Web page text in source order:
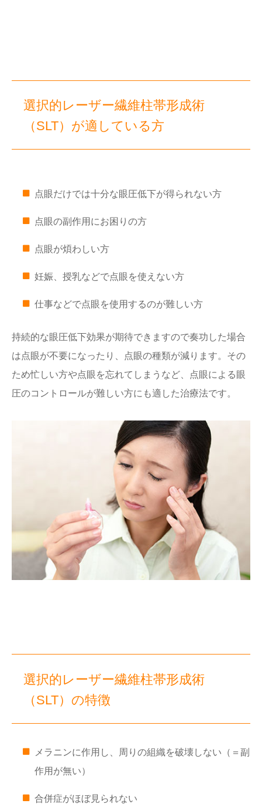
選択的レーザー繊維柱帯形成術
（SLT）が適している方
点眼だけでは十分な眼圧低下が得られない方
点眼の副作用にお困りの方
点眼が煩わしい方
妊娠、授乳などで点眼を使えない方
仕事などで点眼を使用するのが難しい方
持続的な眼圧低下効果が期待できますので奏功した場合
は点眼が不要になったり、点眼の種類が減ります。その
ため忙しい方や点眼を忘れてしまうなど、点眼による眼
圧のコントロールが難しい方にも適した治療法です。
選択的レーザー繊維柱帯形成術
（SLT）の特徴
メラニンに作用し、周りの組織を破壊しない（＝副
作用が無い）
合併症がほぼ見られない